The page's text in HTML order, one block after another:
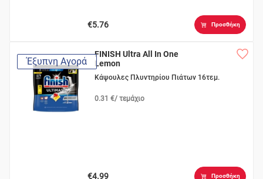
€5.76 Προσθήκη
Έξυπνη Αγορά
FINISH Ultra All In One
Lemon
Κάψουλες Πλυντηρίου Πιάτων 16τεμ.
0.31 €/ τεμάχιο
€4.99 Προσθήκη